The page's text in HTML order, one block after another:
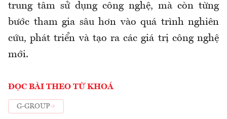
trung tâm sử dụng công nghệ, mà còn từng
bước tham gia sâu hơn vào quá trình nghiên
cứu, phát triển và tạo ra các giá trị công nghệ
mới.
ĐỌC BÀI THEO TỪ KHOÁ
G-GROUP